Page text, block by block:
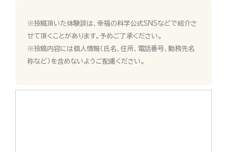
※投稿頂いた体験談は、幸福の科学公式SNSなどで紹介さ
せて頂くことがあります。予めご了承ください。
※投稿内容には個人情報（氏名、住所、電話番号、勤務先名
称など）を含めないようご配慮ください。